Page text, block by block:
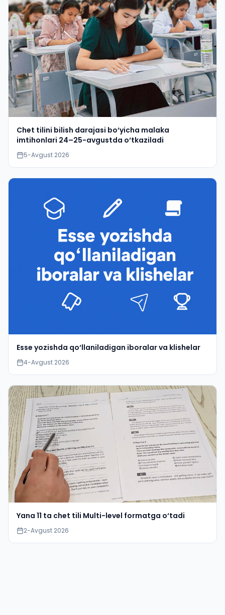
Chet tilini bilish darajasi bo‘yicha malaka
imtihonlari 24–25-avgustda o‘tkaziladi
5-Avgust 2026
Esse yozishda qo‘llaniladigan iboralar va klishelar
4-Avgust 2026
Yana 11 ta chet tili Multi-level formatga o‘tadi
2-Avgust 2026